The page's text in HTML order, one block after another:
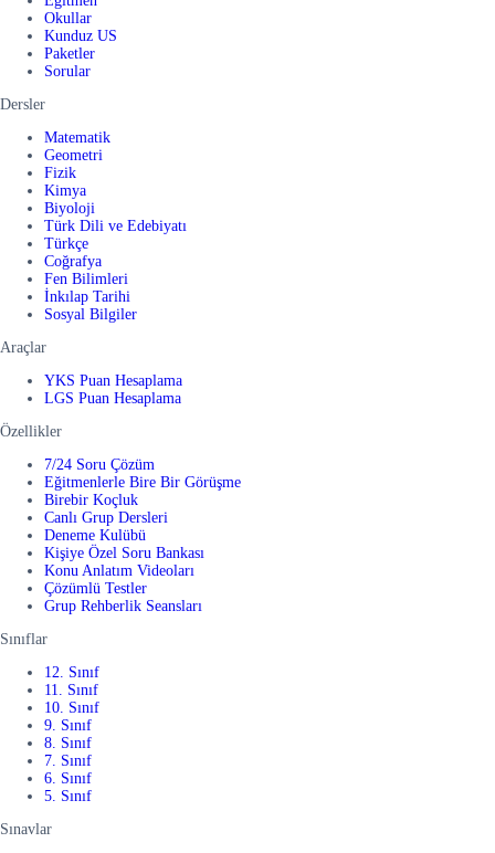
Okullar
Kunduz US
Paketler
Sorular
Dersler
Matematik
Geometri
Fizik
Kimya
Biyoloji
Türk Dili ve Edebiyatı
Türkçe
Coğrafya
Fen Bilimleri
İnkılap Tarihi
Sosyal Bilgiler
Araçlar
YKS Puan Hesaplama
LGS Puan Hesaplama
Özellikler
7/24 Soru Çözüm
Eğitmenlerle Bire Bir Görüşme
Birebir Koçluk
Canlı Grup Dersleri
Deneme Kulübü
Kişiye Özel Soru Bankası
Konu Anlatım Videoları
Çözümlü Testler
Grup Rehberlik Seansları
Sınıflar
12. Sınıf
11. Sınıf
10. Sınıf
9. Sınıf
8. Sınıf
7. Sınıf
6. Sınıf
5. Sınıf
Sınavlar